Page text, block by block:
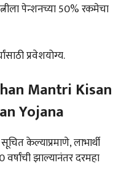
पेन्शनच्या 50% रकमेचा
प्रवेशयोग्य.
Mantri Kisan
Yojana
केल्याप्रमाणे, लाभार्थी
झाल्यानंतर दरमहा